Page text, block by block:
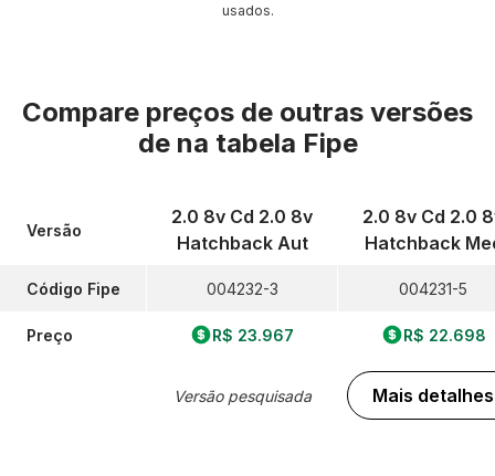
usados.
Compare preços de outras versões
de na tabela Fipe
Versão
Código Fipe
Preço
2.0 8v Cd 2.0 8v
Hatchback Aut
004232-3
R$ 23.967
Versão pesquisada
2.0 8v Cd 2.0
Hatchback
004231-5
R$ 22.698
Mais detalhes